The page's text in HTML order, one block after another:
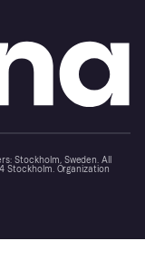
Stockholm, Sweden. All
Stockholm. Organization